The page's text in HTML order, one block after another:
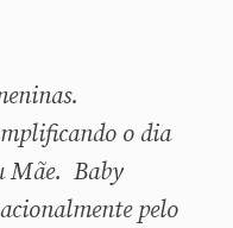
o dia
Mãe. Baby
pelo